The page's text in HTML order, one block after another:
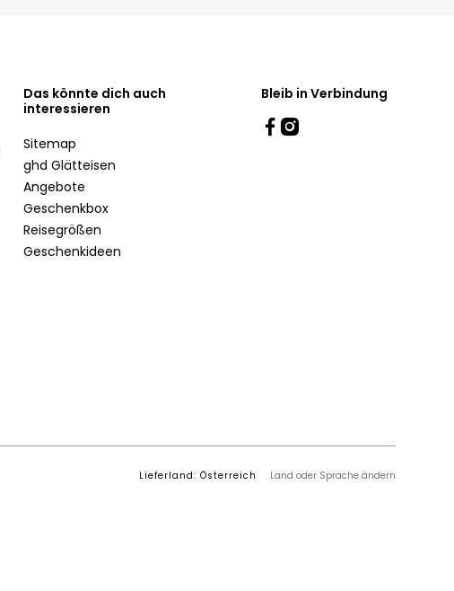
Das könnte dich auch
interessieren
Sitemap
ghd Glätteisen
Angebote
Geschenkbox
Reisegrößen
Geschenkideen
Bleib in Verbindung
Lieferland: Österreich Land oder Sprache ändern